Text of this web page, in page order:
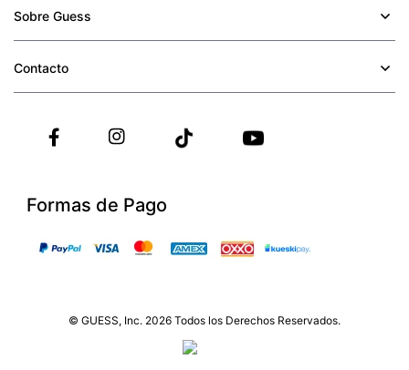
Sobre Guess +
Contacto +
Formas de Pago
© GUESS, Inc. 2026 Todos los Derechos Reservados.